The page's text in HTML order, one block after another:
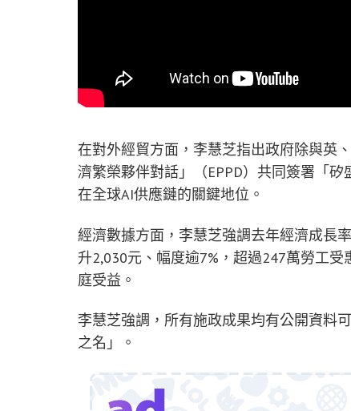
在對外經貿方面，李慧芝指出政府除與英
濟繁榮夥伴對話」（EPPD）共同簽署「
在全球AI供應鏈的關鍵地位。
經濟數據方面，李慧芝強調去年經濟成長
升2,030元、幅度逾7%，超過247萬勞工
庭受益。
李慧芝強調，所有施政成果均有公開資料
之名」。